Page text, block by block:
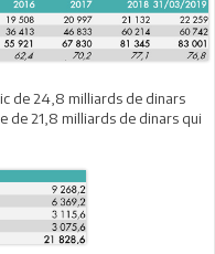
de 24,8 milliards de dinars
de 21,8 milliards de dinars qui